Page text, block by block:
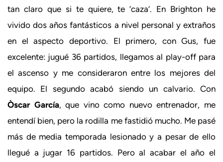
tan claro que si te quiere, te ‘caza’. En Brighton he
vivido dos años fantásticos a nivel personal y extraños
en el aspecto deportivo. El primero, con Gus, fue
excelente: jugué 36 partidos, llegamos al play-off para
el ascenso y me consideraron entre los mejores del
equipo. El segundo acabó siendo un calvario. Con
Òscar García, que vino como nuevo entrenador, me
entendí bien, pero la rodilla me fastidió mucho. Me pasé
más de media temporada lesionado y a pesar de ello
llegué a jugar 16 partidos. Pero al acabar el año el